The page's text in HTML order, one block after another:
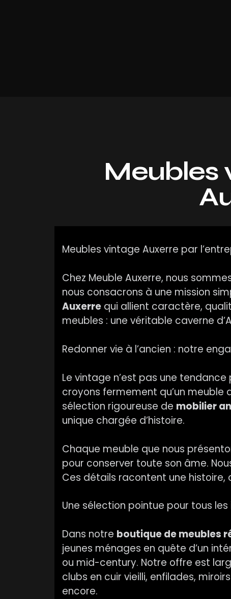
Meubles
Meubles vintage Auxerre par
Chez Meuble Auxerre, nous
nous consacrons à une mission
Auxerre qui allient caractère,
meubles : une véritable caverne
Redonner vie à l’ancien : notre
Le vintage n’est pas une
croyons fermement qu’un meuble
sélection rigoureuse de mobilier
unique chargée d’histoire.
Chaque meuble que nous
pour conserver toute son âme.
Ces détails racontent une histoire,
Une sélection pointue pour tous les
Dans notre boutique de meubles
jeunes ménages en quête d’un
ou mid-century. Notre offre est
clubs en cuir vieilli, enfilades,
encore.